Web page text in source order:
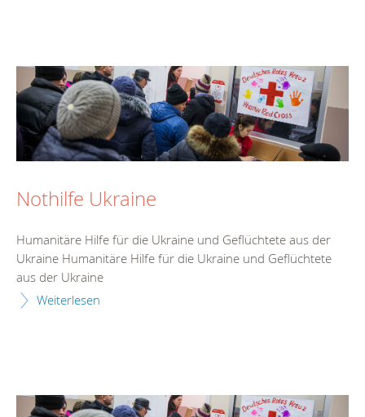
Nothilfe Ukraine
Humanitäre Hilfe für die Ukraine und Geflüchtete aus der
Ukraine Humanitäre Hilfe für die Ukraine und Geflüchtete
aus der Ukraine
Weiterlesen